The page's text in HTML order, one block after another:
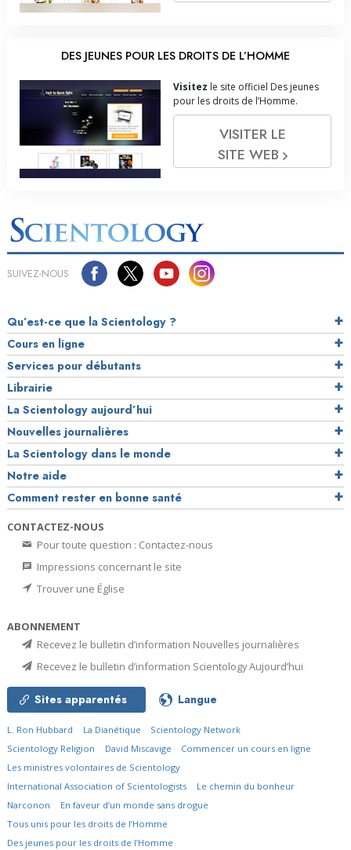
DES JEUNES POUR LES DROITS DE L’HOMME
Visitez le site officiel Des jeunes
pour les droits de l’Homme.
VISITER LE
SITE WEB
SUIVEZ-NOUS
Qu’est-ce que la Scientology ?
Cours en ligne
Services pour débutants
Librairie
La Scientology aujourd’hui
Nouvelles journalières
La Scientology dans le monde
Notre aide
Comment rester en bonne santé
CONTACTEZ-NOUS
Pour toute question : Contactez-nous
Impressions concernant le site
Trouver une Église
ABONNEMENT
Recevez le bulletin d’information Nouvelles journalières
Recevez le bulletin d’information Scientology Aujourd’hui
Sites apparentés Langue
L. Ron Hubbard La Dianétique
Scientology Network
Scientology Religion
David Miscavige
Commencer un cours en ligne
Les ministres volontaires de Scientology
International Association of Scientologists
Le chemin du bonheur
Narconon
En faveur d’un monde sans drogue
Tous unis pour les droits de l’Homme
Des jeunes pour les droits de l’Homme